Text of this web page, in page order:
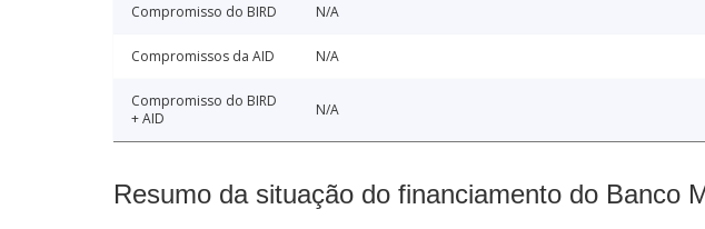
Compromisso do BIRD N/A
Compromissos da AID N/A
Compromisso do BIRD
+ AID
N/A
Resumo da situação do financiamento do Banco